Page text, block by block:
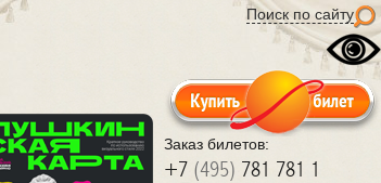
Поиск по сайту
Заказ билетов:
+7 (495) 781 781 1